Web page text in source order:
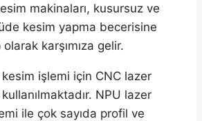
makinaları, kusursuz ve
kesim yapma becerisine
karşımıza gelir.
işlemi için CNC lazer
NPU lazer
ile çok sayıda profil ve